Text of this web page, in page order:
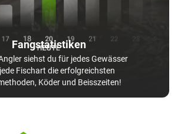
Fangstatistiken
siehst du für jedes Gewässer
Fischart die erfolgreichsten
Köder und Beisszeiten!